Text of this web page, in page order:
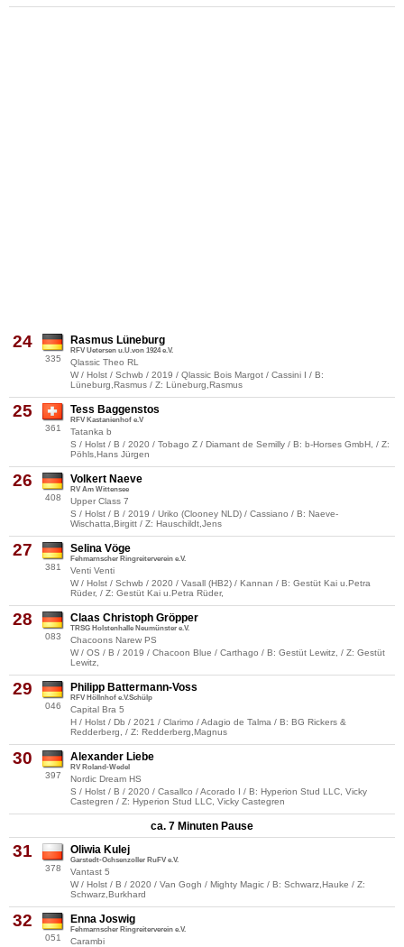
24
335
Rasmus Lüneburg
RFV Uetersen u.U.von 1924 e.V.
Qlassic Theo RL
W / Holst / Schwb / 2019 / Qlassic Bois Margot / Cassini I / B:
Lüneburg,Rasmus / Z: Lüneburg,Rasmus
25
361
Tess Baggenstos
RFV Kastanienhof e.V
Tatanka b
S / Holst / B / 2020 / Tobago Z / Diamant de Semilly / B: b-Horses GmbH, / Z:
Pöhls,Hans Jürgen
26
408
Volkert Naeve
RV Am Wittensee
Upper Class 7
S / Holst / B / 2019 / Uriko (Clooney NLD) / Cassiano / B: Naeve-
Wischatta,Birgitt / Z: Hauschildt,Jens
27
381
Selina Vöge
Fehmarnscher Ringreiterverein e.V.
Venti Venti
W / Holst / Schwb / 2020 / Vasall (HB2) / Kannan / B: Gestüt Kai u.Petra
Rüder, / Z: Gestüt Kai u.Petra Rüder,
28
083
Claas Christoph Gröpper
TRSG Holstenhalle Neumünster e.V.
Chacoons Narew PS
W / OS / B / 2019 / Chacoon Blue / Carthago / B: Gestüt Lewitz, / Z: Gestüt
Lewitz,
29
046
Philipp Battermann-Voss
RFV Höllnhof e.V.Schülp
Capital Bra 5
H / Holst / Db / 2021 / Clarimo / Adagio de Talma / B: BG Rickers &
Redderberg, / Z: Redderberg,Magnus
30
397
Alexander Liebe
RV Roland-Wedel
Nordic Dream HS
S / Holst / B / 2020 / Casallco / Acorado I / B: Hyperion Stud LLC, Vicky
Castegren / Z: Hyperion Stud LLC, Vicky Castegren
ca. 7 Minuten Pause
31
378
Oliwia Kulej
Garstedt-Ochsenzoller RuFV e.V.
Vantast 5
W / Holst / B / 2020 / Van Gogh / Mighty Magic / B: Schwarz,Hauke / Z:
Schwarz,Burkhard
32
051
Enna Joswig
Fehmarnscher Ringreiterverein e.V.
Carambi